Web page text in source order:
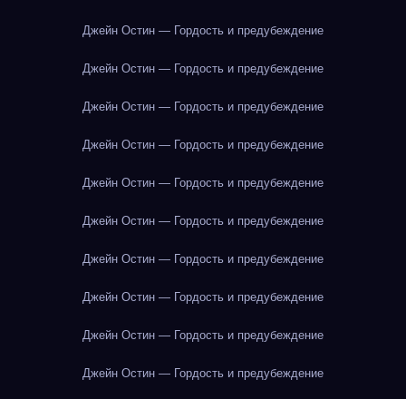
Джейн Остин — Гордость и предубеждение
Джейн Остин — Гордость и предубеждение
Джейн Остин — Гордость и предубеждение
Джейн Остин — Гордость и предубеждение
Джейн Остин — Гордость и предубеждение
Джейн Остин — Гордость и предубеждение
Джейн Остин — Гордость и предубеждение
Джейн Остин — Гордость и предубеждение
Джейн Остин — Гордость и предубеждение
Джейн Остин — Гордость и предубеждение